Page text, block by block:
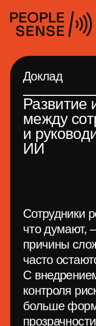
Доклад
Развитие и
между
и
ИИ
часто остаются
С внедрением
контроля риск
больше
прозрачности,
у людей
и тем больше
Разберем,
ожиданиями
и реальным